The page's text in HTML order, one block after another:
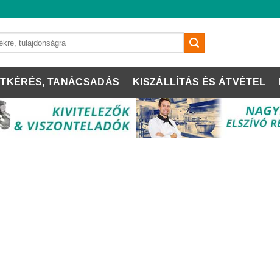
TANÁCSADÁS KISZÁLLÍTÁS ÉS ÁTVÉTEL